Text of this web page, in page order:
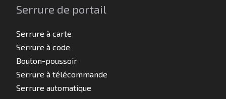
Serrure de portail
Serrure à carte
Serrure à code
Bouton-poussoir
Serrure à télécommande
Serrure automatique